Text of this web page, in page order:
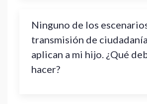
Ninguno de los
transmisión de ciudadanía
aplican a mi hijo. ¿Qué
hacer?